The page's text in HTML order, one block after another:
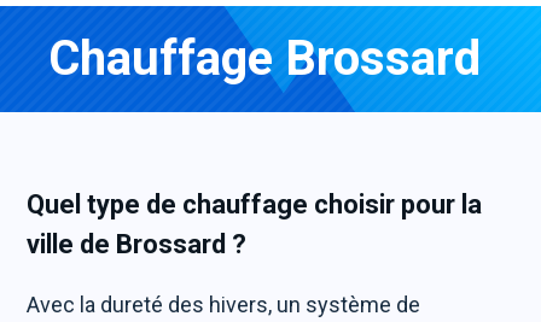
Chauffage Brossard
Quel type de chauffage choisir pour la
ville de Brossard ?
Avec la dureté des hivers, un système de